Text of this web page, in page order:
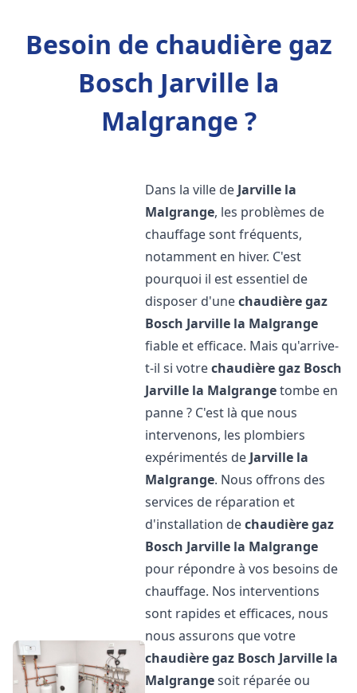
Besoin de chaudière gaz
Bosch Jarville la
Malgrange ?
Dans la ville de Jarville la
Malgrange, les problèmes de
chauffage sont fréquents,
notamment en hiver. C'est
pourquoi il est essentiel de
disposer d'unechaudière gaz
Bosch Jarville la Malgrange
fiable et efficace. Mais qu'arrive-
t-il si votrechaudière gaz Bosch
Jarville la Malgrangetombe en
panne ? C'est là que nous
intervenons, les plombiers
expérimentés de Jarville la
Malgrange. Nous offrons des
services de réparation et
d'installation dechaudière gaz
Bosch Jarville la Malgrange
pour répondre à vos besoins de
chauffage. Nos interventions
sont rapides et efficaces, nous
nous assurons que votre
chaudière gaz Bosch Jarville la
Malgrangesoit réparée ou